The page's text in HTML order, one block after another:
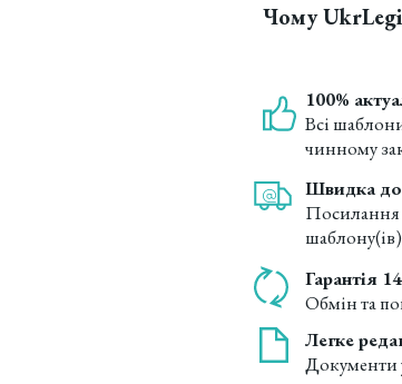
Чому
100%
Всі
чинному
Швидка
Посилання
Гарантія
Обмін та
Легке
Документи